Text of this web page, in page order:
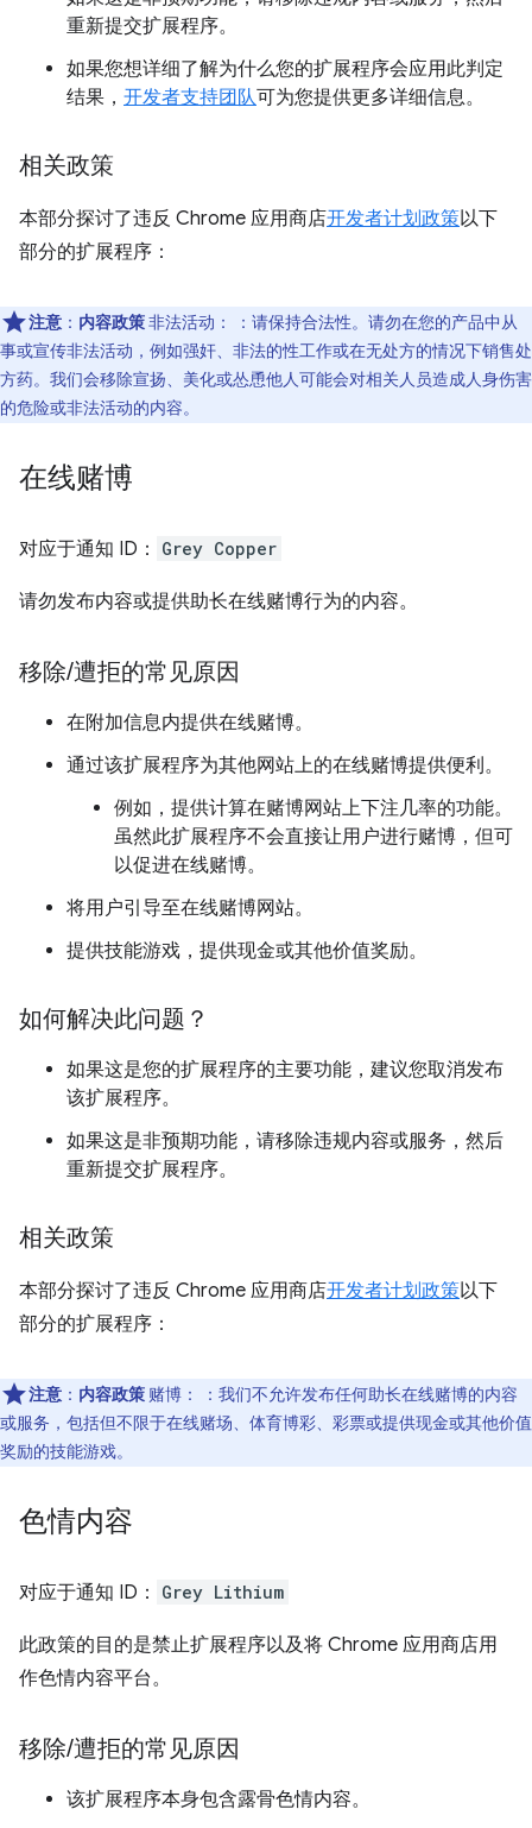
重新提交扩展程序。
如果您想详细了解为什么您的扩展程序会应用此判定
结果， 开发者支持团队可为您提供更多详细信息。
相关政策
本部分探讨了违反 Chrome 应用商店开发者计划政策以下
部分的扩展程序：
注意 ： 内容政策非法活动： ：请保持合法性。请勿在您的产品中从
事或宣传非法活动，例如强奸、非法的性工作或在无处方的情况下销售处
方药。我们会移除宣扬、美化或怂恿他人可能会对相关人员造成人身伤害
的危险或非法活动的内容。
在线赌博
对应于通知 ID： Grey Copper
请勿发布内容或提供助长在线赌博行为的内容。
移除/遭拒的常见原因
在附加信息内提供在线赌博。
通过该扩展程序为其他网站上的在线赌博提供便利。
例如，提供计算在赌博网站上下注几率的功能。
虽然此扩展程序不会直接让用户进行赌博，但可
以促进在线赌博。
将用户引导至在线赌博网站。
提供技能游戏，提供现金或其他价值奖励。
如何解决此问题？
如果这是您的扩展程序的主要功能，建议您取消发布
该扩展程序。
如果这是非预期功能，请移除违规内容或服务，然后
重新提交扩展程序。
相关政策
本部分探讨了违反 Chrome 应用商店开发者计划政策以下
部分的扩展程序：
注意 ： 内容政策 赌博： ：我们不允许发布任何助长在线赌博的内容
或服务，包括但不限于在线赌场、体育博彩、彩票或提供现金或其他价值
奖励的技能游戏。
色情内容
对应于通知 ID： Grey Lithium
此政策的目的是禁止扩展程序以及将 Chrome 应用商店用
作色情内容平台。
移除/遭拒的常见原因
该扩展程序本身包含露骨色情内容。